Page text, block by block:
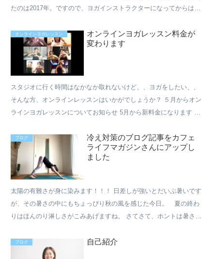
たのは2017年。ですので、ヨガインストラクターになってからは4
オンラインヨガレッスン
オンラインヨガレッスン料金が
変わります
スタジオに行く時間はなかなか取れないけど、、ヨガをしたい、、
そんな方、オンラインレッスンはいかがでしょうか？ ５月からオン
ラインヨガレッスンについてお知らせ 5月から新料金になります ・
ブログ
冷え対策のブログ記事をカフェ
ライフマガジンさんにアップし
ました
太陽の有難さが身に染みます！！！ 日差しが強いとだいぶ暑いです
が、その暑さの中にもちょっぴり秋の風を感じた今日。 夏の終わ
りはほんのり淋しさがこみあげますね。 さてさて、ホントは暑さが
ブログ 自己紹介